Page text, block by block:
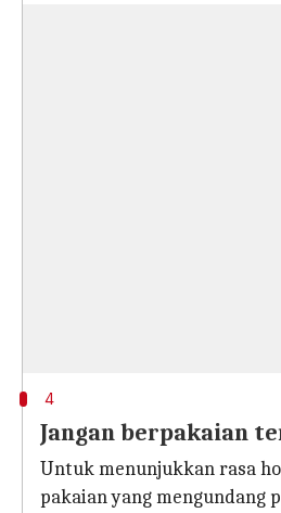
4
Jangan berpakaian
Untuk menunjukkan rasa
pakaian yang